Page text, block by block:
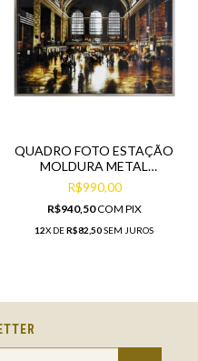
QUADRO FOTO ESTAÇÃO
MOLDURA METAL
DECORAÇÃO
R$990,00
R$940,50COM PIX
12X DER$82,50SEM JUROS